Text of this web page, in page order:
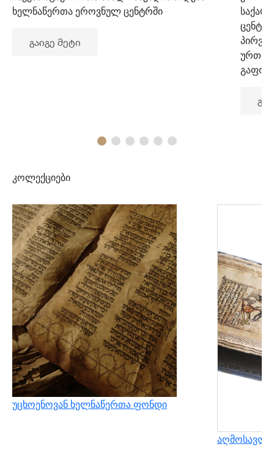
ხელნაწერთა ეროვნულ ცენტრში
გაიგე მეტი
კოლექციები
უცხოენოვან ხელნაწერთა ფონდი